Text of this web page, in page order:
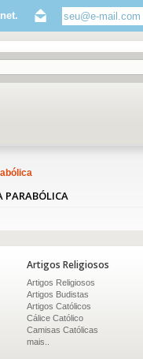
PARABÓLICA
Artigos Religiosos
Artigos Religiosos
Artigos Budistas
Artigos Católicos
Cálice Católico
Camisas Católicas
mais..